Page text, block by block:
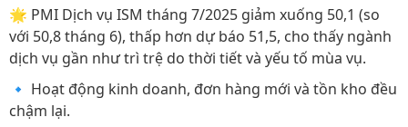
🌟 PMI Dịch vụ ISM tháng 7/2025 giảm xuống 50,1 (so
với 50,8 tháng 6), thấp hơn dự báo 51,5, cho thấy ngành
dịch vụ gần như trì trệ do thời tiết và yếu tố mùa vụ.
🔹 Hoạt động kinh doanh, đơn hàng mới và tồn kho đều
chậm lại.